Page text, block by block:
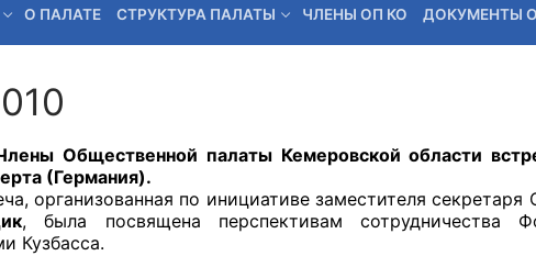
О ПАЛАТЕ СТРУКТУРА ПАЛАТЫ ЧЛЕНЫ ОП КО ДОКУМЕНТЫ
OPKO42@BK.RU
палаты Кемеровской области
(Германия).
по инициативе заместителя секретаря
, была посвящена перспективам сотрудничества
Кузбасса.